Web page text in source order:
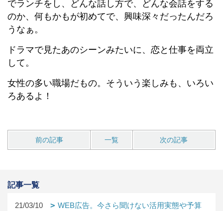
でランチをし、どんな話し方で、どんな会話をする
のか、何もかもが初めてで、興味深々だったんだろ
うなぁ。
ドラマで見たあのシーンみたいに、恋と仕事を両立
して。
女性の多い職場だもの。そういう楽しみも、いろい
ろあるよ！
前の記事 一覧 次の記事
記事一覧
21/03/10
WEB広告。今さら聞けない活用実態や予算